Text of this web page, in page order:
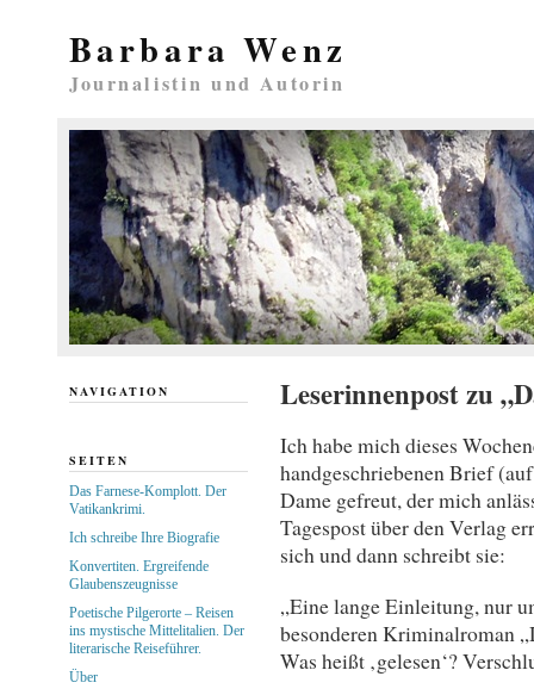
Barbara Wenz
Journalistin und Autorin
Leserinnenpost zu
Ich habe mich dieses
handgeschriebenen Brief
Dame gefreut, der mich
Tagespost über den Verlag
sich und dann schreibt sie:
„Eine lange Einleitung, nur
besonderen Kriminalroman
Was heißt ‚gelesen‘?
NAVIGATION
SEITEN
Das Farnese-Komplott. Der
Vatikankrimi.
Ich schreibe Ihre Biografie
Konvertiten. Ergreifende
Glaubenszeugnisse
Poetische Pilgerorte – Reisen
ins mystische Mittelitalien. Der
literarische Reiseführer.
Über